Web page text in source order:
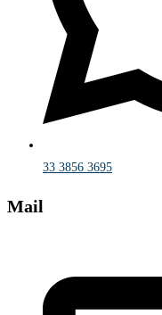
33 3856 3695
Mail